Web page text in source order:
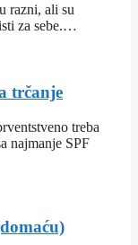
razni, ali su
za sebe.…
trčanje
treba
najmanje SPF